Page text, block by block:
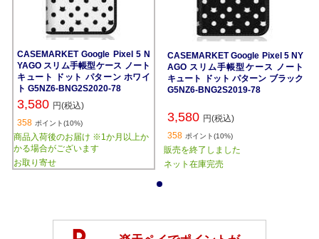
CASEMARKET Google Pixel 5 N
YAGO スリム手帳型ケース ノート
キュート ドット パターン ホワイ
ト G5NZ6-BNG2S2020-78
3,580 円(税込)
358 ポイント(10%)
商品入荷後のお届け ※1か月以上か
かる場合がございます
お取り寄せ
CASEMARKET Google Pixel 5 NY
AGO スリム手帳型ケース ノート
キュート ドット パターン ブラック
G5NZ6-BNG2S2019-78
3,580 円(税込)
358 ポイント(10%)
販売を終了しました
ネット在庫完売